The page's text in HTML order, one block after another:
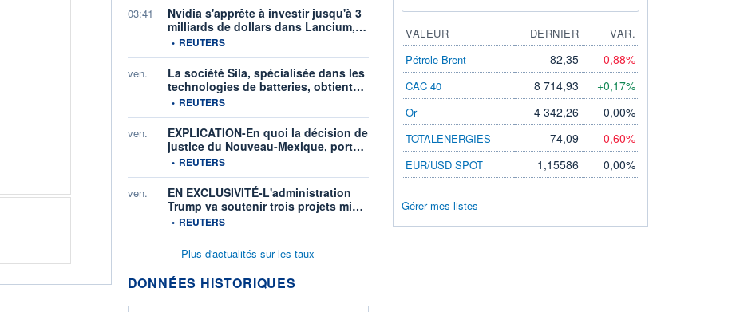
03:41
Nvidia s'apprête à investir jusqu'à 3
milliards de dollars dans Lancium,…
information fournie par
• REUTERS
ven.
La société Sila, spécialisée dans les
technologies de batteries, obtient…
information fournie par
• REUTERS
ven.
EXPLICATION-En quoi la décision de
justice du Nouveau-Mexique, port…
information fournie par
• REUTERS
ven.
EN EXCLUSIVITÉ-L'administration
Trump va soutenir trois projets mi…
information fournie par
• REUTERS
Plus d'actualités sur les taux
DONNÉES HISTORIQUES
VALEUR DERNIER
VAR.
Pétrole Brent
82,35 -0,88%
CAC 40 8 714,93 +0,17%
Or 4 342,26 0,00%
TOTALENERGIES 74,09 -0,60%
EUR/USD SPOT 1,15586 0,00%
Gérer mes listes